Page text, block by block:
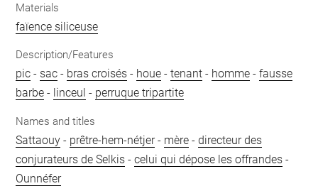
Materials
faïence siliceuse
Description/Features
pic - sac - bras croisés - houe -tenant - homme -fausse
barbe - linceul - perruque tripartite
Names and titles
Sattaouy - prêtre-hem-nétjer- mère -directeur des
conjurateurs de Selkis -celui qui dépose les offrandes -
Ounnéfer